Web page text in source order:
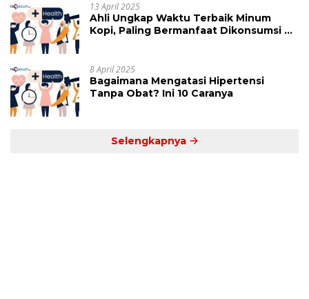
13 April 2025
Ahli Ungkap Waktu Terbaik Minum
Kopi, Paling Bermanfaat Dikonsumsi di
8 April 2025
Bagaimana Mengatasi Hipertensi
Tanpa Obat? Ini 10 Caranya
Selengkapnya